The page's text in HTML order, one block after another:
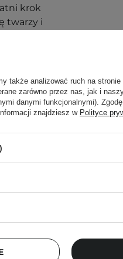
krok
twarzy i
także analizować ruch na
zarówno przez nas, jak i
danymi funkcjonalnymi).
znajdziesz w Polityce